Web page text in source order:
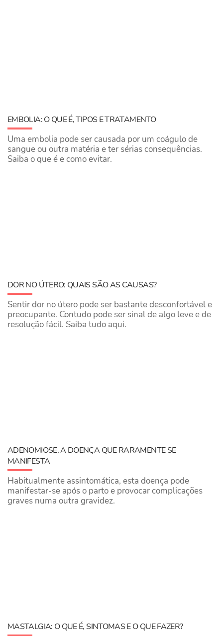
EMBOLIA: O QUE É, TIPOS E TRATAMENTO
Uma embolia pode ser causada por um coágulo de
sangue ou outra matéria e ter sérias consequências.
Saiba o que é e como evitar.
DOR NO ÚTERO: QUAIS SÃO AS CAUSAS?
Sentir dor no útero pode ser bastante desconfortável e
preocupante. Contudo pode ser sinal de algo leve e de
resolução fácil. Saiba tudo aqui.
ADENOMIOSE, A DOENÇA QUE RARAMENTE SE
MANIFESTA
Habitualmente assintomática, esta doença pode
manifestar-se após o parto e provocar complicações
graves numa outra gravidez.
MASTALGIA: O QUE É, SINTOMAS E O QUE FAZER?